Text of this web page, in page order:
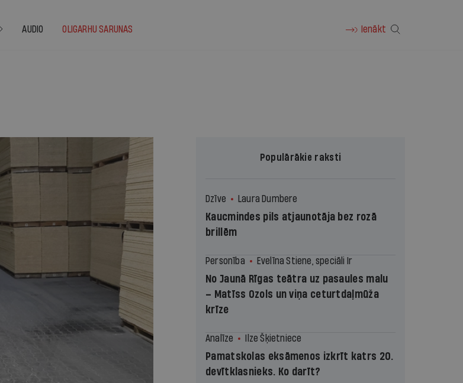
AUDIO OLIGARHU SARUNAS Ienākt
Populārākie raksti
Dzīve Laura Dumbere
Kaucmindes pils atjaunotāja bez rozā
brillēm
Personība Evelīna Stiene, speciāli Ir
No Jaunā Rīgas teātra uz pasaules malu
– Matīss Ozols un viņa ceturtdaļmūža
krīze
Analīze Ilze Šķietniece
Pamatskolas eksāmenos izkrīt katrs 20.
devītklasnieks. Ko darīt?